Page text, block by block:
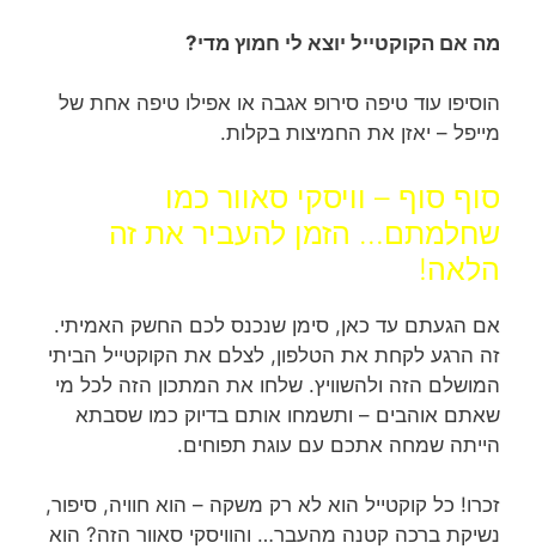
מה אם הקוקטייל יוצא לי חמוץ מדי?
הוסיפו עוד טיפה סירופ אגבה או אפילו טיפה אחת של
מייפל – יאזן את החמיצות בקלות.
סוף סוף – וויסקי סאוור כמו
שחלמתם… הזמן להעביר את זה
הלאה!
אם הגעתם עד כאן, סימן שנכנס לכם החשק האמיתי.
זה הרגע לקחת את הטלפון, לצלם את הקוקטייל הביתי
המושלם הזה ולהשוויץ. שלחו את המתכון הזה לכל מי
שאתם אוהבים – ותשמחו אותם בדיוק כמו שסבתא
הייתה שמחה אתכם עם עוגת תפוחים.
זכרו! כל קוקטייל הוא לא רק משקה – הוא חוויה, סיפור,
נשיקת ברכה קטנה מהעבר… והוויסקי סאוור הזה? הוא